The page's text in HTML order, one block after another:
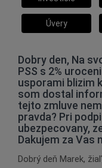
Úvery
Dobry den, Na
PSS s 2%
usporami blizim
som dostal
tejto zmluve
pravda? Pri
ubezpecovany,
Dakujem za Vas
Dobrý deň Marek,